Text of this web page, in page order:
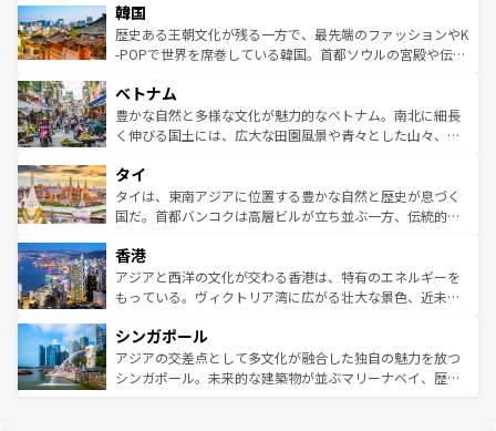
ワイを、存分に味わってほしい。 なお、新着のハワイ情報
はコンテンツ一覧を参照してほしい。
いる。アクティビティも充実しており、サーフィンやダイ
ビング、ハイキングなど、アウトドア好きにはたまらな
い。オーストラリアの多彩な魅力を存分に味わいつくそ
参照してほしい。
ン）、静ひつな山岳地帯である台湾東部など、都市の喧騒
と山間の静けさが共存しており、訪れる人に新しい発見と
驚きをもたらしてくれる。また、奥深い台湾の食文化も魅
容にもいいと評判のスイーツなど、バラエティ豊かな料理
が味わえる。 なお、新着の台湾情報は コンテンツ一覧を参
照してほしい。
韓国
歴史ある王朝文化が残る一方で、最先端のファッションやK
-POPで世界を席巻している韓国。首都ソウルの宮殿や伝統
き、地方に足を延ばせば四季折々の自然美を楽しむことが
できる。そして、キムチや焼肉、絶品のストリートフード
まで、さまざまな韓国料理が待っている。夜には、韓国な
リティに包まれながら、韓国の多彩な魅力を心ゆくまで味
わってみてほしい。 なお、新着の韓国情報はコンテンツ一
覧を参照してほしい。
ベトナム
豊かな自然と多様な文化が魅力的なベトナム。南北に細長
く伸びる国土には、広大な田園風景や青々とした山々、世
急速な発展と共に伝統が息づく。ハノイの古い町並みやホ
ーチミン市のフランス統治時代の建物も、独特の雰囲気を
醸し出している。また、バラエティの豊かさとおいしさで
とつ。フォーやバインミー、ベトナムコーヒーなどは、ぜ
ひ現地で味わいたい。どの地域を訪れてもあたたかい人々
が旅行者を迎えてくれるので、きっと忘れられない旅にな
参照してほしい。
タイ
タイは、東南アジアに位置する豊かな自然と歴史が息づく
国だ。首都バンコクは高層ビルが立ち並ぶ一方、伝統的な
の活気が交差している。北部ではチェンマイなどの山岳地
帯で自然と触れ合い、南部ではプーケットやクラビの美し
いビーチでリゾート気分を楽しむことができる。タイ料理
激する。気候は一年中温暖で、どの季節にも異なる楽しみ
が待っている。親しみやすいタイの人々、仏教を中心とし
た文化、そして多様な観光資源が、訪れる旅人を魅了し続
香港
アジアと西洋の文化が交わる香港は、特有のエネルギーを
もっている。ヴィクトリア湾に広がる壮大な景色、近未来
み、どこを訪れても感動するはず。観光スポットが密集し
ており、効率よく見どころを回れるのも魅力。息をのむよ
うな絶景から文化的な体験まで、香港を存分に楽しみ尽く
シンガポール
アジアの交差点として多文化が融合した独自の魅力を放つ
シンガポール。未来的な建築物が並ぶマリーナベイ、歴史